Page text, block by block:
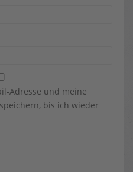
Adresse und meine
bis ich wieder